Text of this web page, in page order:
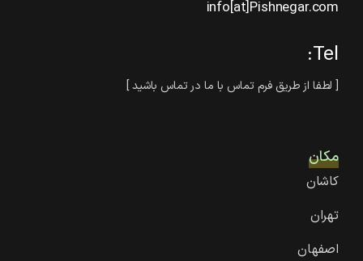
info[at]Pishnegar.com
Tel:
[ لطفا از طریق فرم تماس با ما در تماس باشید ]
مکان‌
کاشان
تهران
اصفهان